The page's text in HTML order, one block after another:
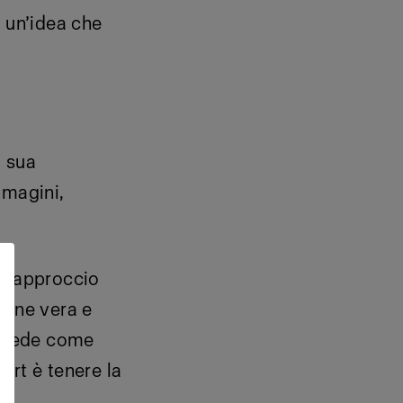
che
sua
approccio
vera e
come
è tenere la